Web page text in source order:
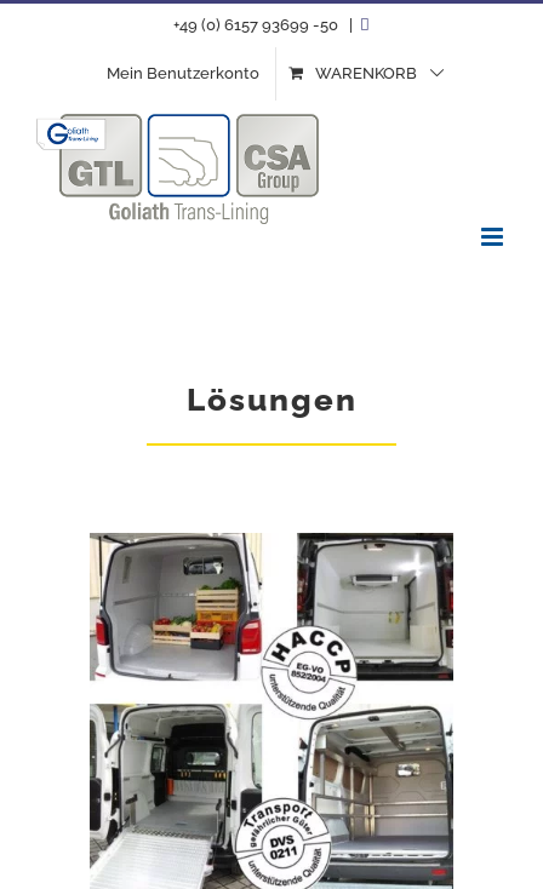
+49 (0) 6157 93699 -50
Mein Benutzerkonto WARENKORB
Lösungen